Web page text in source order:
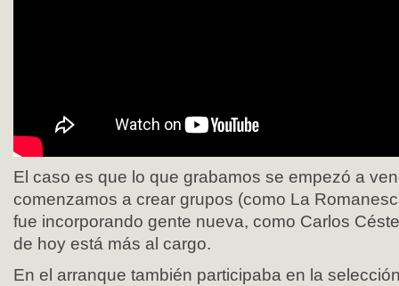
El caso es que lo que grabamos se empezó a
comenzamos a crear grupos (como La
fue incorporando gente nueva, como Carlos
de hoy está más al cargo.
En el arranque también participaba en la